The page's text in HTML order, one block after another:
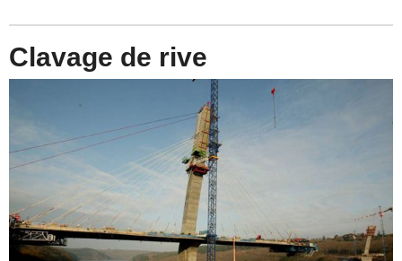
Clavage de rive